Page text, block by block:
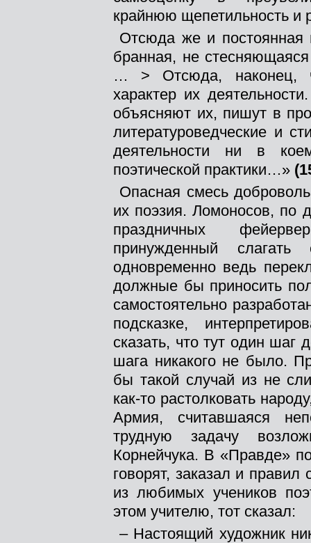
крайнюю щепетильность и
Отсюда же и постоянная
бранная, не
… > Отсюда, наконец,
характер их
объясняют их, пишут в
литературоведческие и
деятельности ни в
поэтической практики…»
Опасная смесь
их поэзия. Ломоносов, по
праздничных
принужденный
одновременно ведь
должные бы приносить
самостоятельно
подсказке,
сказать, что тут один шаг
шага никакого не было.
бы такой случай из не
как-то растолковать
Армия, считавшаяся
трудную задачу
Корнейчука. В «Правде»
говорят, заказал и
из любимых учеников
этом учителю, тот сказал:
– Настоящий художник